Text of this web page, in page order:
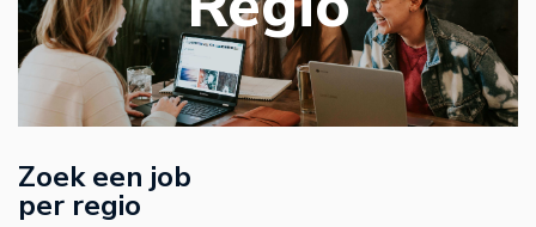
Zoek een job
per regio